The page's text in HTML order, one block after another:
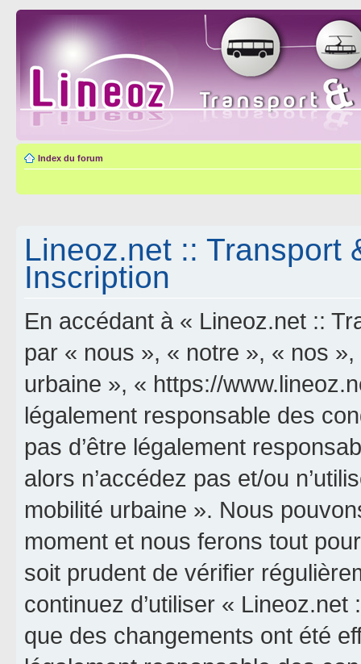
Index du forum
Lineoz.net :: Transport
Inscription
En accédant à « Lineoz.net ::
par « nous », « notre », « nos
urbaine », « https://
légalement responsable des
pas d’être légalement
alors n’accédez pas et/ou
mobilité urbaine ». Nous
moment et nous ferons tout
soit prudent de vérifier
continuez d’utiliser «
que des changements ont été